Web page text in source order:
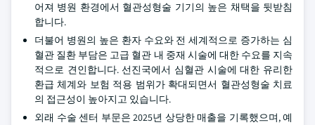
어져 병원 환경에서 혈관성형술 기기의 높은 채택을 뒷받침
합니다.
더불어 병원의 높은 환자 수요와 전 세계적으로 증가하는 심
혈관 질환 부담은 고급 혈관 내 중재 시술에 대한 수요를 지속
적으로 견인합니다. 선진국에서 심혈관 시술에 대한 유리한
환급 체계와 보험 적용 범위가 확대되면서 혈관성형술 치료
의 접근성이 높아지고 있습니다.
외래 수술 센터 부문은 2025년 상당한 매출을 기록했으며, 예